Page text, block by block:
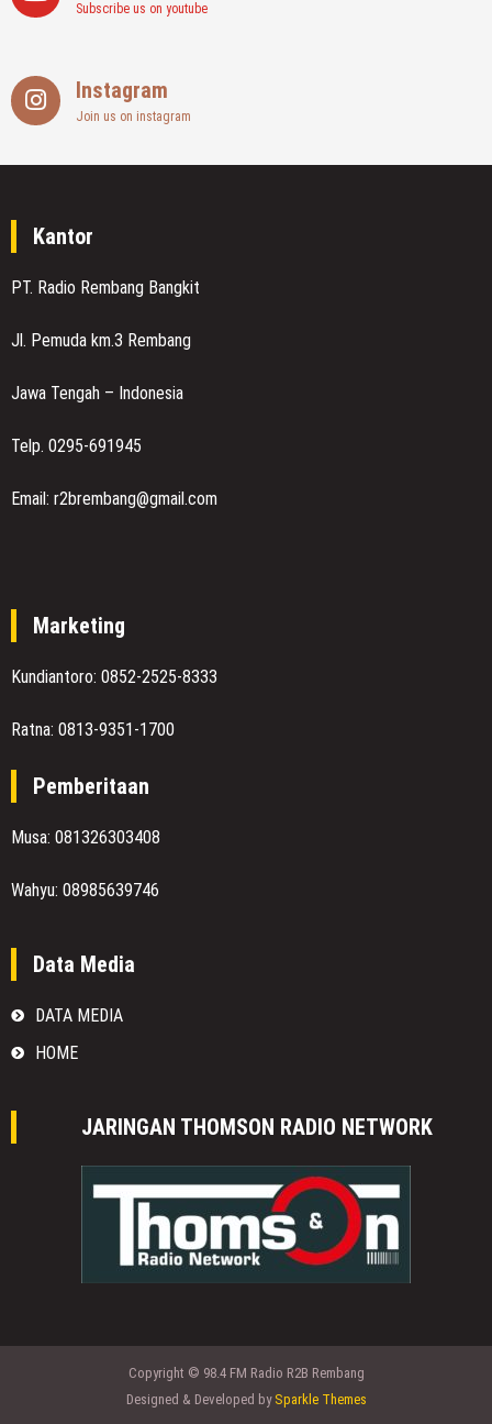
Subscribe us on youtube
Instagram
Join us on instagram
Kantor
PT. Radio Rembang Bangkit
Jl. Pemuda km.3 Rembang
Jawa Tengah – Indonesia
Telp. 0295-691945
Email: r2brembang@gmail.com
Marketing
Kundiantoro: 0852-2525-8333
Ratna: 0813-9351-1700
Pemberitaan
Musa: 081326303408
Wahyu: 08985639746
Data Media
DATA MEDIA
HOME
JARINGAN THOMSON RADIO NETWORK
Copyright © 98.4 FM Radio R2B Rembang
Designed & Developed by Sparkle Themes